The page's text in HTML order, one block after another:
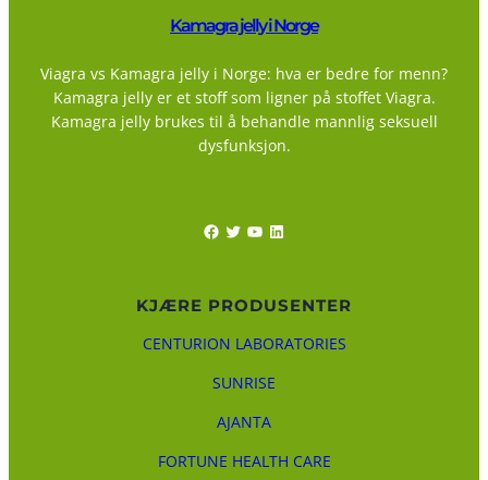
Kamagra jelly i Norge
Viagra vs Kamagra jelly i Norge: hva er bedre for menn?
Kamagra jelly er et stoff som ligner på stoffet Viagra.
Kamagra jelly brukes til å behandle mannlig seksuell
dysfunksjon.
Facebook Twitter YouTube LinkedIn
KJÆRE PRODUSENTER
CENTURION LABORATORIES
SUNRISE
AJANTA
FORTUNE HEALTH CARE